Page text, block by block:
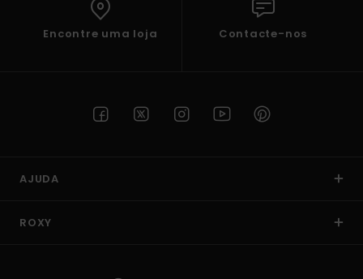
Encontre uma loja Contacte-nos
AJUDA
ROXY